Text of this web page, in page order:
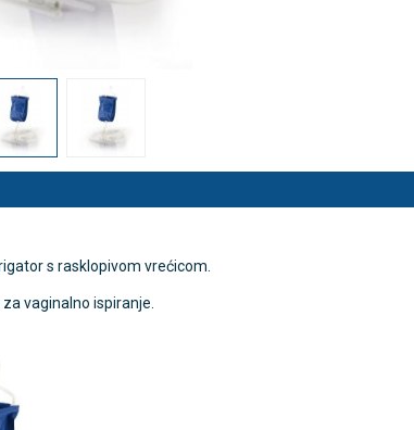
s rasklopivom vrećicom.
vaginalno ispiranje.
DODAJ